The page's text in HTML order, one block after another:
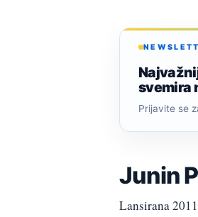
svemira
Prijavite se
Junin
Lansirana